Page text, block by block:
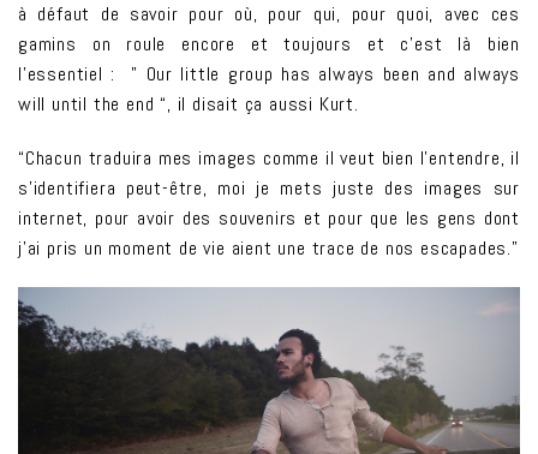
à défaut de savoir pour où, pour qui, pour quoi, avec ces
gamins on roule encore et toujours et c’est là bien
l’essentiel : ” Our little group has always been and always
will until the end “, il disait ça aussi Kurt.
“Chacun traduira mes images comme il veut bien l’entendre, il
s’identifiera peut-être, moi je mets juste des images sur
internet, pour avoir des souvenirs et pour que les gens dont
j’ai pris un moment de vie aient une trace de nos escapades.”